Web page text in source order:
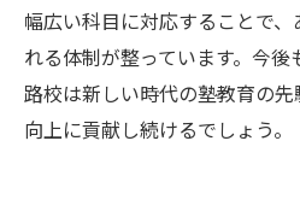
幅広い科目に対応することで
れる体制が整っています。今
路校は新しい時代の塾教育の
向上に貢献し続けるでしょう。